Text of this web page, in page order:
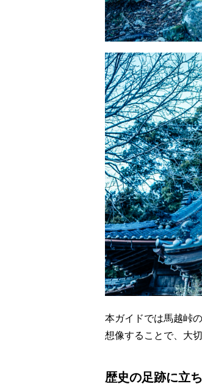
本ガイドでは馬越峠
想像することで、大
歴史の足跡に立